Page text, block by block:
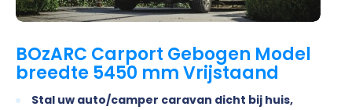
BOzARC Carport Gebogen Model
breedte 5450 mm Vrijstaand
Stal uw auto/camper caravan dicht bij huis,